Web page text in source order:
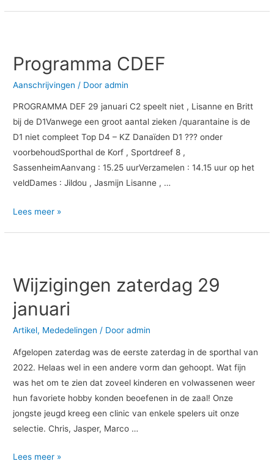
Programma CDEF
Aanschrijvingen / Dooradmin
PROGRAMMA DEF 29 januari C2 speelt niet , Lisanne en Britt
bij de D1Vanwege een groot aantal zieken /quarantaine is de
D1 niet compleet Top D4 – KZ Danaïden D1 ??? onder
voorbehoudSporthal de Korf , Sportdreef 8 ,
SassenheimAanvang : 15.25 uurVerzamelen : 14.15 uur op het
veldDames : Jildou , Jasmijn Lisanne , …
Lees meer »
Wijzigingen zaterdag 29
januari
Artikel, Mededelingen / Dooradmin
Afgelopen zaterdag was de eerste zaterdag in de sporthal van
2022. Helaas wel in een andere vorm dan gehoopt. Wat fijn
was het om te zien dat zoveel kinderen en volwassenen weer
hun favoriete hobby konden beoefenen in de zaal! Onze
jongste jeugd kreeg een clinic van enkele spelers uit onze
selectie. Chris, Jasper, Marco …
29
januari
Lees meer »